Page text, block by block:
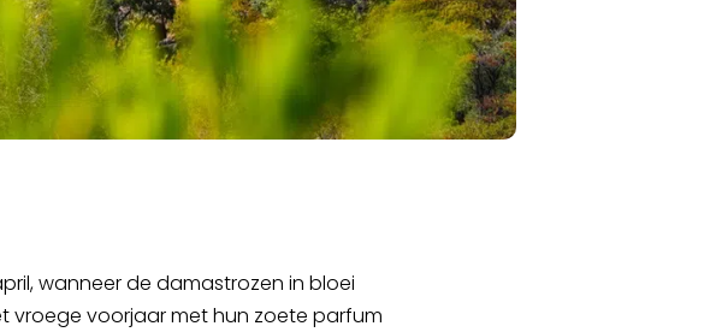
wanneer de damastrozen in bloei
vroege voorjaar met hun zoete parfum